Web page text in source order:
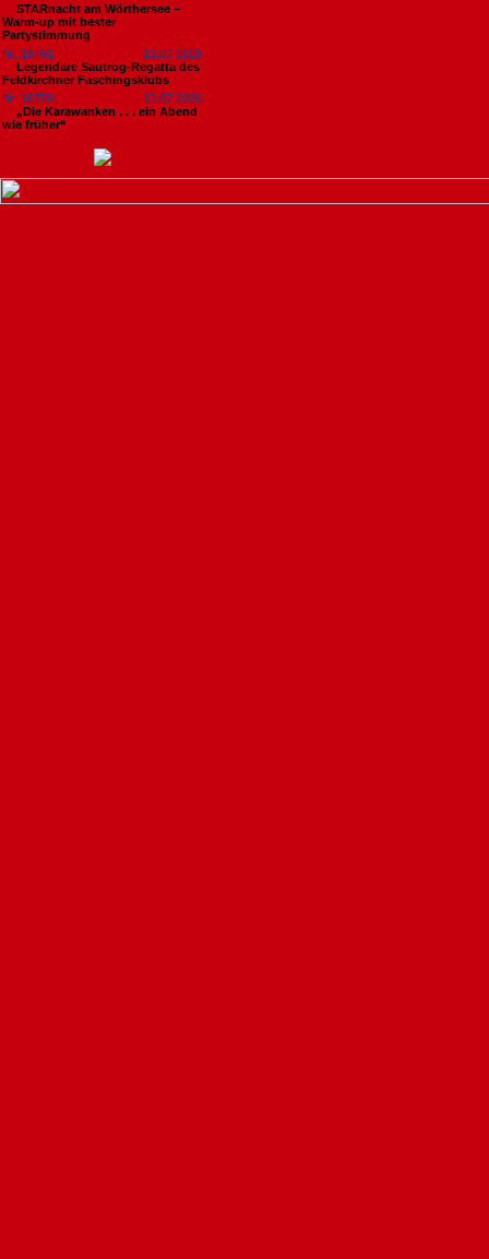
STARnacht am Wörthersee –
Warm-up mit bester
Partystimmung
Nr. 18761
13.07.2026
Legendäre Sautrog-Regatta des
Feldkirchner Faschingsklubs
Nr. 18759
13.07.2026
„Die Karawanken . . . ein Abend
wie früher“